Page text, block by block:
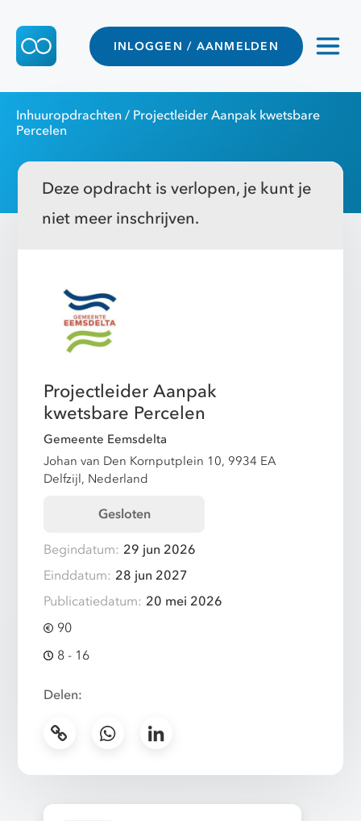
INLOGGEN / AANMELDEN
Inhuuropdrachten / Projectleider Aanpak kwetsbare
Percelen
Deze opdracht is verlopen, je kunt je
niet meer inschrijven.
Projectleider Aanpak
kwetsbare Percelen
Gemeente Eemsdelta
Johan van Den Kornputplein 10, 9934 EA
Delfzijl, Nederland
Gesloten
Begindatum: 29 jun 2026
Einddatum: 28 jun 2027
Publicatiedatum: 20 mei 2026
90
8 - 16
Delen: